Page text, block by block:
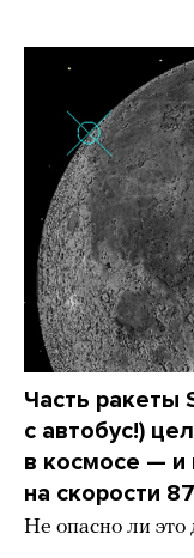
Часть ракеты
с автобус!)
в космосе — и
на скорости
Не опасно ли